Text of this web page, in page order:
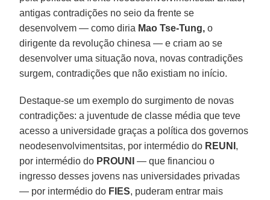
antigas contradições no seio da frente se
desenvolvem — como diria Mao Tse-Tung, o
dirigente da revolução chinesa — e criam ao se
desenvolver uma situação nova, novas contradições
surgem, contradições que não existiam no início.
Destaque-se um exemplo do surgimento de novas
contradições: a juventude de classe média que teve
acesso a universidade graças a política dos governos
neodesenvolvimentsitas, por intermédio do REUNI ,
por intermédio do PROUNI
— que financiou o
ingresso desses jovens nas universidades privadas
— por intermédio do FIES, puderam entrar mais